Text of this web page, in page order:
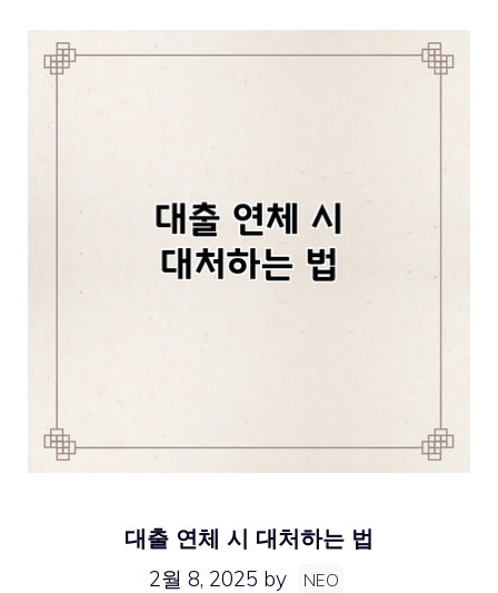
대출 연체 시 대처하는 법
2월 8, 2025 by NEO